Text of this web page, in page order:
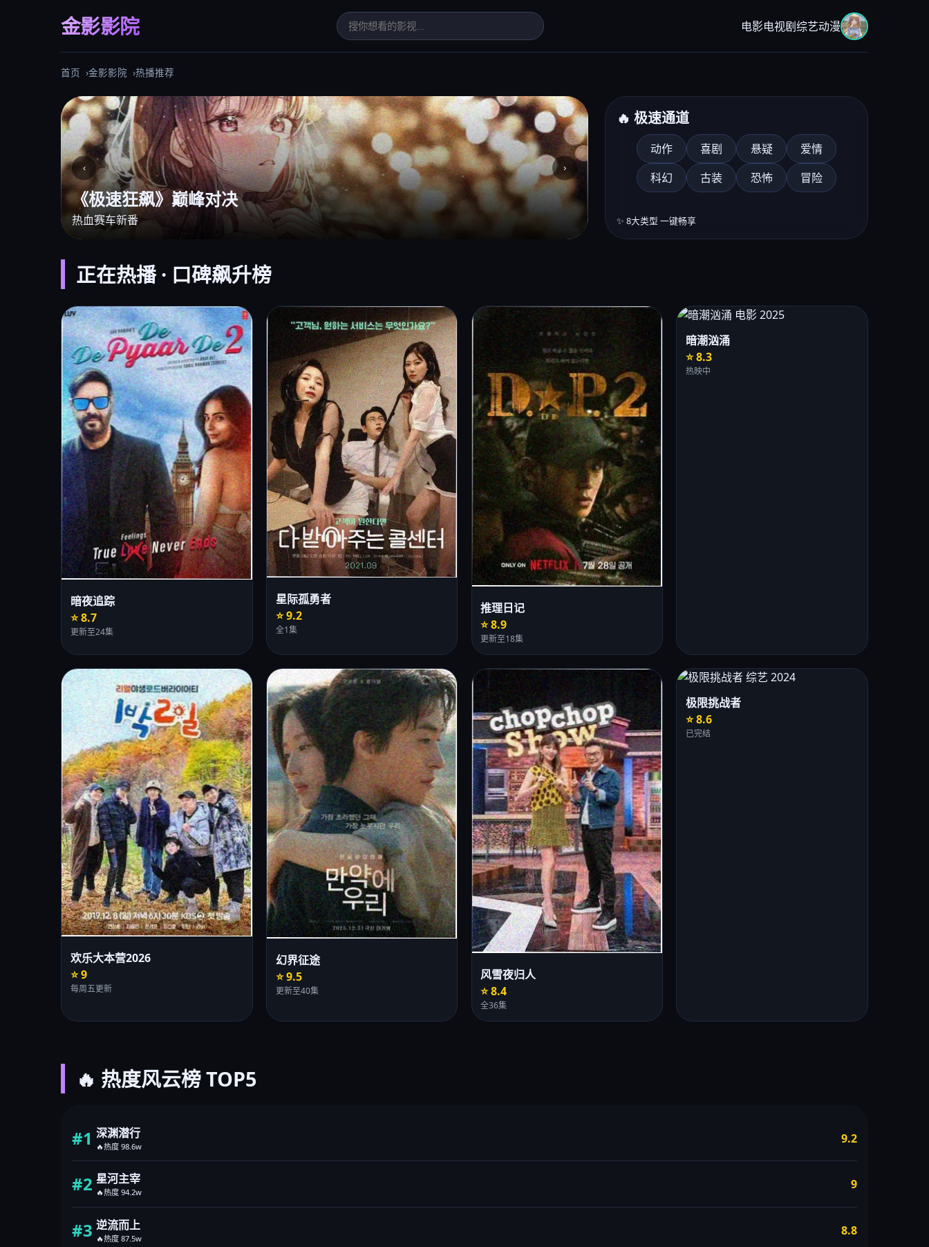
金影影院 电影电视剧综艺动漫
首页 金影影院 热播推荐
仙侠大剧《苍兰仙境》
全网独播
高分综艺《音乐对决季》
周六晚8点
‹ ›
🔥 极速通道
动作 喜剧 悬疑
爱情
科幻
古装 恐怖 冒险
✨ 8大类型 一键畅享
正在热播 · 口碑飙升榜
暗夜追踪
⭐ 8.7
更新至24集
星际孤勇者
⭐ 9.2
全1集
推理日记
⭐ 8.9
更新至18集
暗潮汹涌
⭐ 8.3
热映中
欢乐大本营2026
⭐ 9
每周五更新
幻界征途
⭐ 9.5
更新至40集
风雪夜归人
⭐ 8.4
全36集
极限挑战者
⭐ 8.6
已完结
🔥 热度风云榜 TOP5
#1 深渊潜行
🔥热度 98.6w
9.2
#2 星河主宰
🔥热度 94.2w
9
#3 逆流而上
🔥热度 87.5w
8.8